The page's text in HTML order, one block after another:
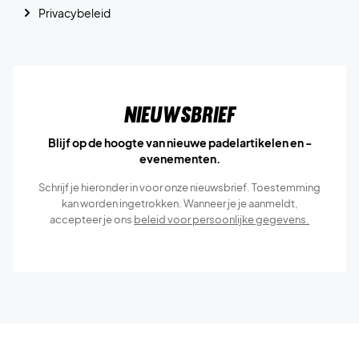
Privacybeleid
Nieuwsbrief
Blijf op de hoogte van nieuwe padelartikelen en -
evenementen.
Schrijf je hieronder in voor onze nieuwsbrief. Toestemming
kan worden ingetrokken. Wanneer je je aanmeldt,
accepteer je ons beleid voor persoonlijke gegevens.